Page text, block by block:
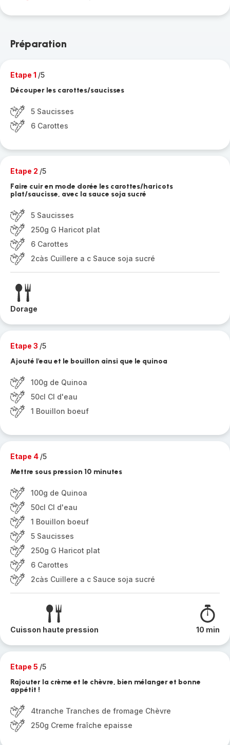
Préparation
Etape 1 /5
Découper les carottes/saucisses
5 Saucisses
6 Carottes
Etape 2 /5
Faire cuir en mode dorée les carottes/haricots
plat/saucisse, avec la sauce soja sucré
5 Saucisses
250g G Haricot plat
6 Carottes
2càs Cuillere a c Sauce soja sucré
Dorage
Etape 3 /5
Ajouté l'eau et le bouillon ainsi que le quinoa
100g de Quinoa
50cl Cl d'eau
1 Bouillon boeuf
Etape 4 /5
Mettre sous pression 10 minutes
100g de Quinoa
50cl Cl d'eau
1 Bouillon boeuf
5 Saucisses
250g G Haricot plat
6 Carottes
2càs Cuillere a c Sauce soja sucré
Cuisson haute pression 10 min
Etape 5 /5
Rajouter la crème et le chèvre, bien mélanger et bonne
appétit !
4tranche Tranches de fromage Chèvre
250g Creme fraîche epaisse